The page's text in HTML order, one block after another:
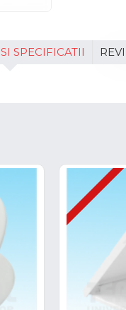
SPECIFICATII